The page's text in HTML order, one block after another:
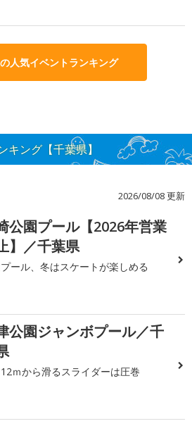
人気イベントランキング
キング【千葉県】
2026/08/08 更新
公園プール【2026年営業
】／千葉県
ール、冬はスケートが楽しめる
公園ジャンボプール／千
ｍから滑るスライダーは圧巻